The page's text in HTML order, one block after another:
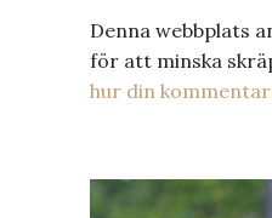
Denna webbplats
för att minska
hur din